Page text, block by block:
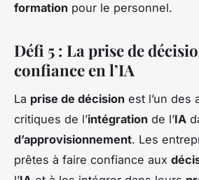
formation pour le personnel.
Défi 5 : La prise de
confiance en l’IA
La prise de décision est l’un des
critiques de l’intégration de l’IA
d’approvisionnement. Les
prêtes à faire confiance aux